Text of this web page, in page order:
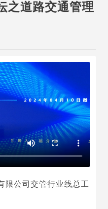
之道路交通管理
限公司交管行业线总工